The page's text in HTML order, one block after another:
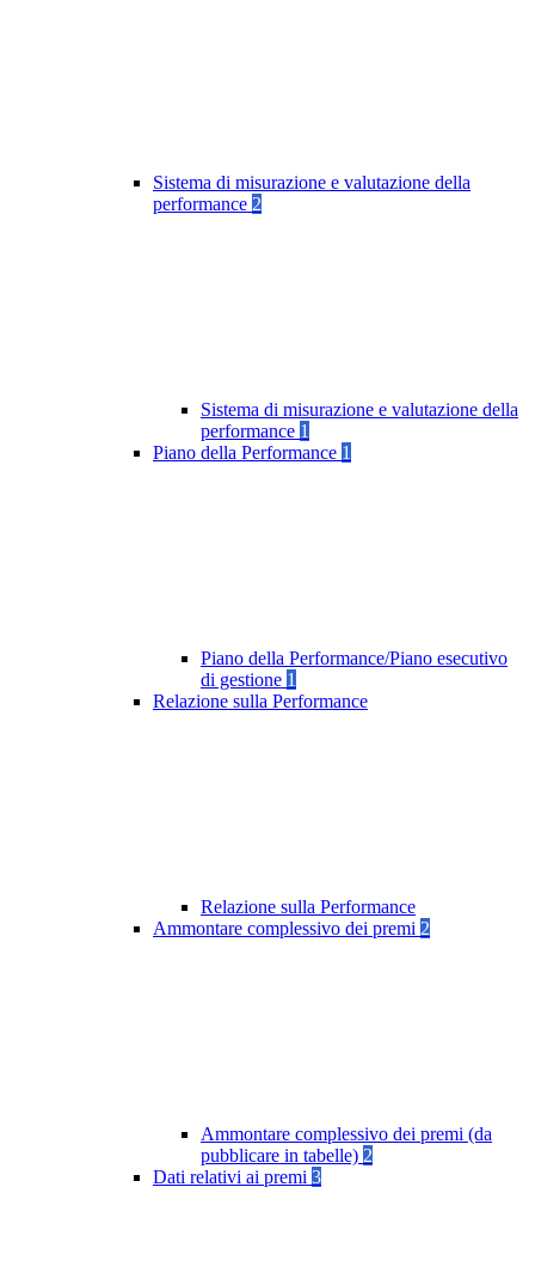
Sistema di misurazione e valutazione della
performance 2
Sistema di misurazione e valutazione della
performance 1
Piano della Performance 1
Piano della Performance/Piano esecutivo
di gestione 1
Relazione sulla Performance
Relazione sulla Performance
Ammontare complessivo dei premi 2
Ammontare complessivo dei premi (da
pubblicare in tabelle) 2
Dati relativi ai premi 3